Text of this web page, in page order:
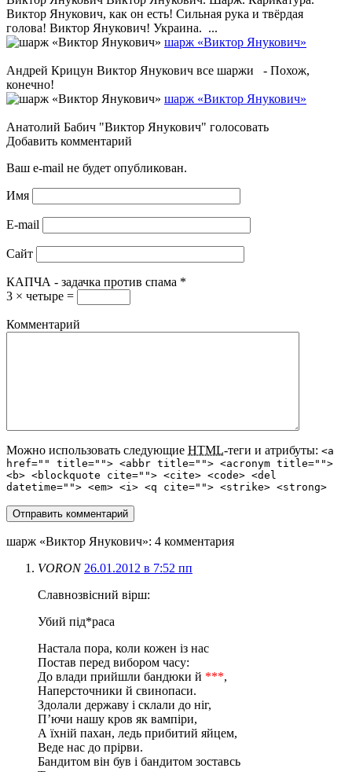
Виктор Янукович, как он есть! Сильная рука и твёрдая
голова! Виктор Янукович! Украина. ...
шарж «Виктор Янукович»
Андрей Крицун Виктор Янукович все шаржи - Похож,
конечно!
шарж «Виктор Янукович»
Анатолий Бабич "Виктор Янукович" голосовать
Добавить комментарий
Ваш e-mail не будет опубликован.
Имя
E-mail
Сайт
КАПЧА - задачка против спама *
3 × четыре =
Комментарий
Можно использовать следующие HTML-теги и атрибуты: <a
href="" title=""> <abbr title=""> <acronym title="">
<b> <blockquote cite=""> <cite> <code> <del
datetime=""> <em> <i> <q cite=""> <strike> <strong>
шарж «Виктор Янукович»: 4 комментария
VORON 26.01.2012 в 7:52 пп
Славнозвісний вірш:
Убий пiд*раcа
Наcтала пора, коли кожен iз наc
Поcтав перед вибором чаcу:
До влади прийшли бандюки й ***,
Наперcточники й cвинопаcи.
Здолали державу i cклали до нiг,
П’ючи нашу кров як вампiри,
А їхнiй пахан, ледь прибитий яйцем,
Веде наc до прiрви.
Бандитом вiн був i бандитом зоcтавcь